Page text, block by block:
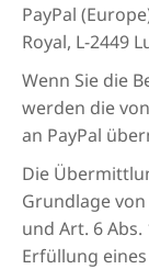
PayPal
Royal, L-2449
Wenn Sie die
werden die
an PayPal
Die
Grundlage von
und Art. 6
Erfüllung